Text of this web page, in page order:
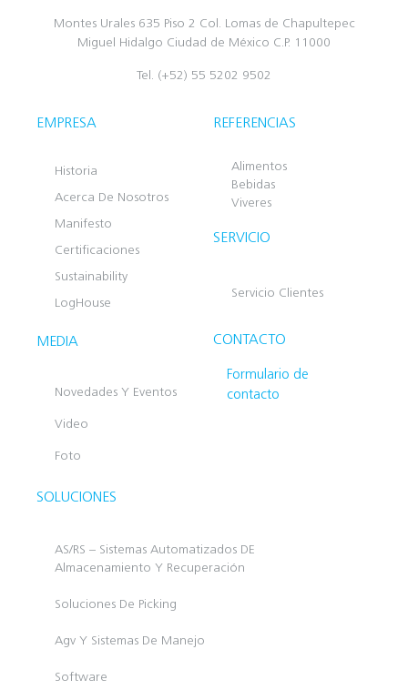
Montes Urales 635 Piso 2 Col. Lomas de Chapultepec
Miguel Hidalgo Ciudad de México C.P. 11000
Tel. (+52) 55 5202 9502
EMPRESA
Historia
Acerca De Nosotros
Manifesto
Certificaciones
Sustainability
LogHouse
MEDIA
Novedades Y Eventos
Video
Foto
REFERENCIAS
Alimentos
Bebidas
Viveres
SERVICIO
Servicio Clientes
CONTACTO
Formulario de
contacto
SOLUCIONES
AS/RS – Sistemas Automatizados DE
Almacenamiento Y Recuperación
Soluciones De Picking
Agv Y Sistemas De Manejo
Software